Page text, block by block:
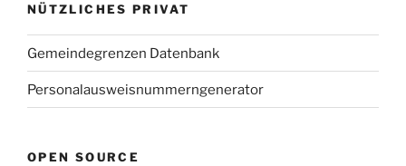
NÜTZLICHES PRIVAT
Gemeindegrenzen Datenbank
Personalausweisnummerngenerator
OPEN SOURCE